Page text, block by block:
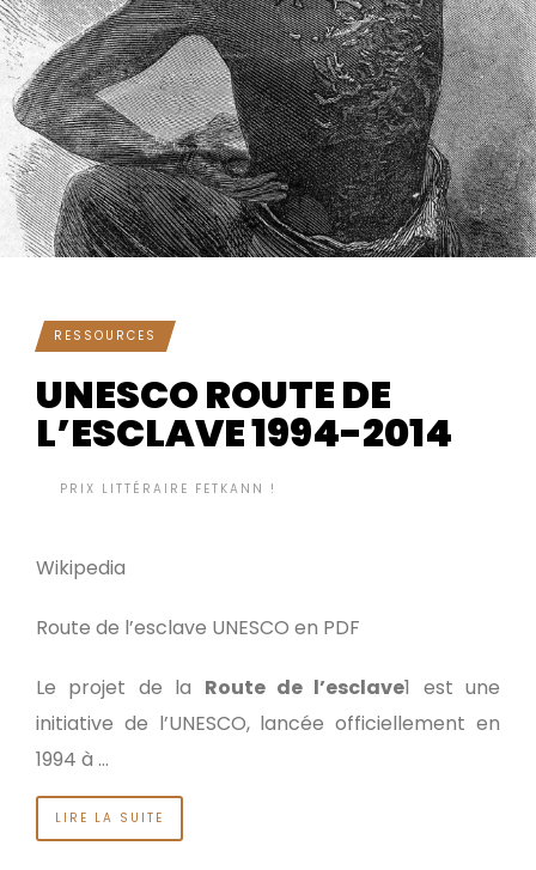
RESSOURCES
UNESCO ROUTE DE
L’ESCLAVE 1994-2014
PRIX LITTÉRAIRE FETKANN !
Wikipedia
Route de l’esclave UNESCO en PDF
Le projet de la Route de l’esclave1 est une
initiative de l’UNESCO, lancée officiellement en
1994 à …
LIRE LA SUITE